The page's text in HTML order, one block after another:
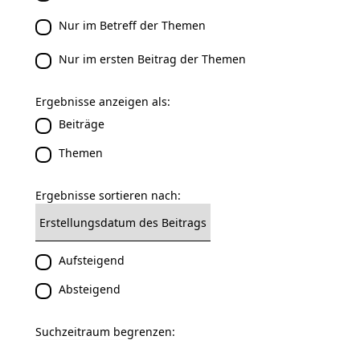
Nur im Betreff der Themen
Nur im ersten Beitrag der Themen
Ergebnisse anzeigen als:
Beiträge
Themen
Ergebnisse sortieren nach:
Aufsteigend
Absteigend
Suchzeitraum begrenzen: